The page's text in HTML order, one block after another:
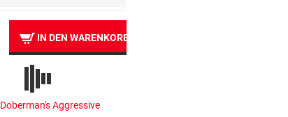
IN DEN WARENKORB
Doberman's Aggressive